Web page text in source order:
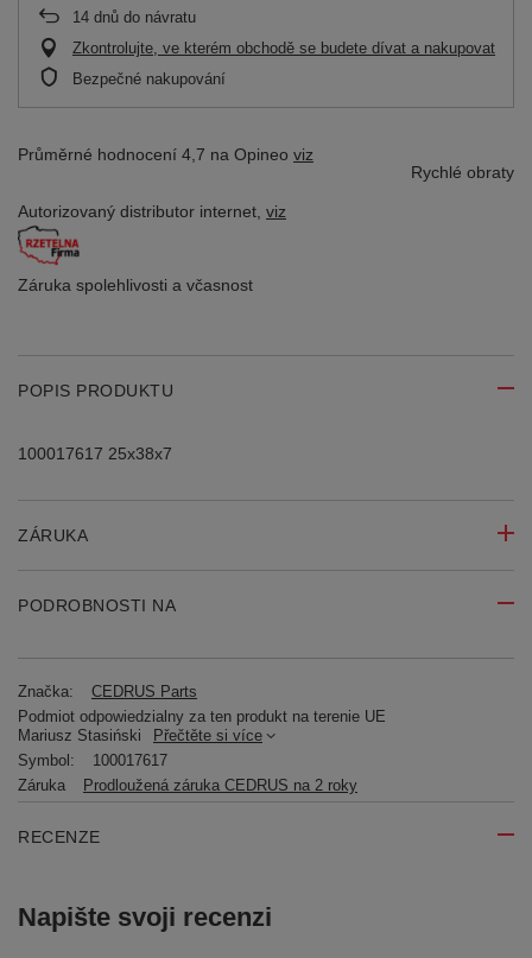
14 dnů do návratu
Zkontrolujte, ve kterém obchodě se budete dívat a nakupovat
Bezpečné nakupování
Průměrné hodnocení 4,7 na Opineo viz
Rychlé obraty
Autorizovaný distributor internet, viz
Záruka spolehlivosti a včasnost
POPIS PRODUKTU
100017617 25x38x7
ZÁRUKA
PODROBNOSTI NA
Značka:
CEDRUS Parts
Podmiot odpowiedzialny za ten produkt na terenie UE
Mariusz Stasiński
Přečtěte si více
Symbol:
100017617
Záruka
Prodloužená záruka CEDRUS na 2 roky
RECENZE
Napište svoji recenzi